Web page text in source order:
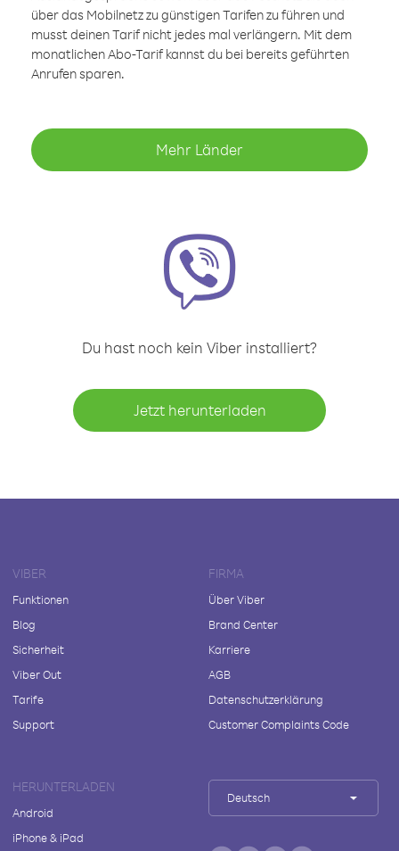
über das Mobilnetz zu günstigen Tarifen zu führen und
musst deinen Tarif nicht jedes mal verlängern. Mit dem
monatlichen Abo-Tarif kannst du bei bereits geführten
Anrufen sparen.
Mehr Länder
Du hast noch kein Viber installiert?
Jetzt herunterladen
VIBER
Funktionen
Blog
Sicherheit
Viber Out
Tarife
Support
FIRMA
Über Viber
Brand Center
Karriere
AGB
Datenschutzerklärung
Customer Complaints Code
HERUNTERLADEN
Android
iPhone & iPad
Deutsch